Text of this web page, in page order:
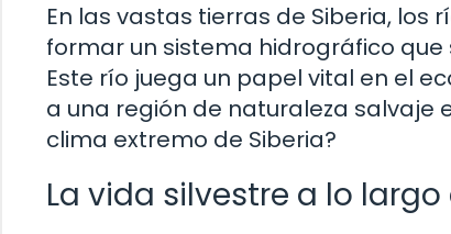
En las vastas tierras de Siberia, los
formar un sistema hidrográfico
Este río juega un papel vital en el
a una región de naturaleza salvaje
clima extremo de Siberia?
La vida silvestre a lo